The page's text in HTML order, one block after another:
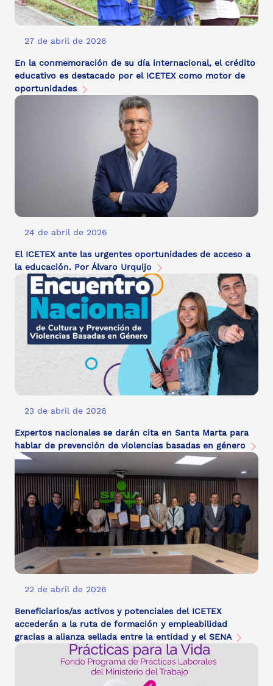
27 de abril de 2026
En la conmemoración de su día internacional, el crédito
educativo es destacado por el ICETEX como motor de
oportunidades
24 de abril de 2026
El ICETEX ante las urgentes oportunidades de acceso a
la educación. Por Álvaro Urquijo
23 de abril de 2026
Expertos nacionales se darán cita en Santa Marta para
hablar de prevención de violencias basadas en género
22 de abril de 2026
Beneficiarios/as activos y potenciales del ICETEX
accederán a la ruta de formación y empleabilidad
gracias a alianza sellada entre la entidad y el SENA